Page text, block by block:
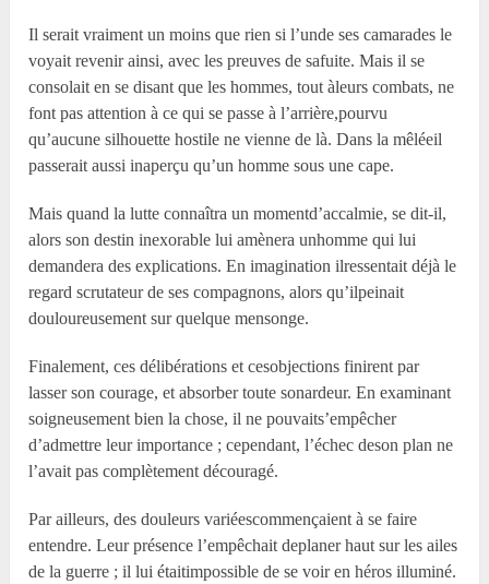
Il serait vraiment un moins que rien si l’unde ses camarades le
voyait revenir ainsi, avec les preuves de safuite. Mais il se
consolait en se disant que les hommes, tout àleurs combats, ne
font pas attention à ce qui se passe à l’arrière,pourvu
qu’aucune silhouette hostile ne vienne de là. Dans la mêléeil
passerait aussi inaperçu qu’un homme sous une cape.
Mais quand la lutte connaîtra un momentd’accalmie, se dit-il,
alors son destin inexorable lui amènera unhomme qui lui
demandera des explications. En imagination ilressentait déjà le
regard scrutateur de ses compagnons, alors qu’ilpeinait
douloureusement sur quelque mensonge.
Finalement, ces délibérations et cesobjections finirent par
lasser son courage, et absorber toute sonardeur. En examinant
soigneusement bien la chose, il ne pouvaits’empêcher
d’admettre leur importance ; cependant, l’échec deson plan ne
l’avait pas complètement découragé.
Par ailleurs, des douleurs variéescommençaient à se faire
entendre. Leur présence l’empêchait deplaner haut sur les ailes
de la guerre ; il lui étaitimpossible de se voir en héros illuminé.